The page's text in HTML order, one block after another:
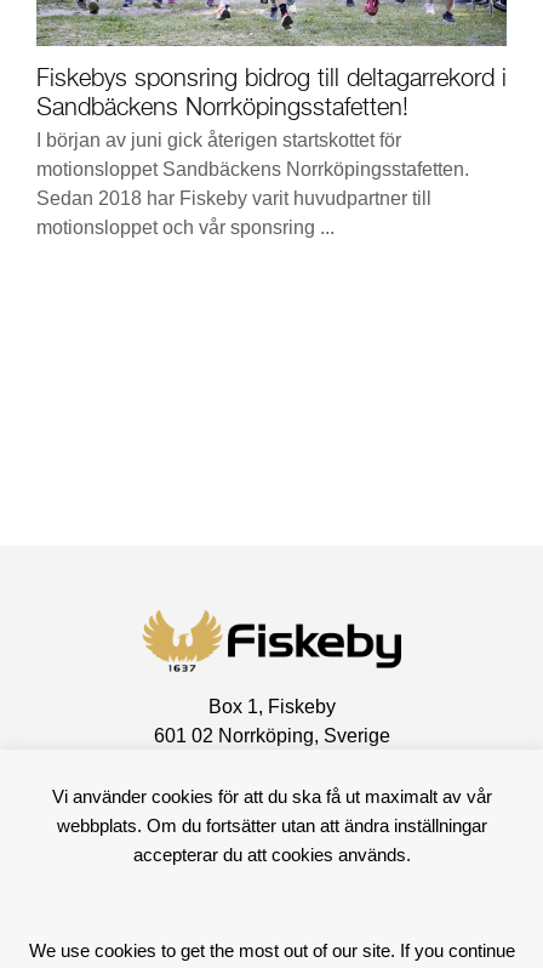
Fiskebys sponsring bidrog till deltagarrekord i
Sandbäckens Norrköpingsstafetten!
I början av juni gick återigen startskottet för
motionsloppet Sandbäckens Norrköpingsstafetten.
Sedan 2018 har Fiskeby varit huvudpartner till
motionsloppet och vår sponsring ...
Box 1, Fiskeby
601 02 Norrköping, Sverige
Vi använder cookies för att du ska få ut maximalt av vår
webbplats. Om du fortsätter utan att ändra inställningar
accepterar du att cookies används.
We use cookies to get the most out of our site. If you continue